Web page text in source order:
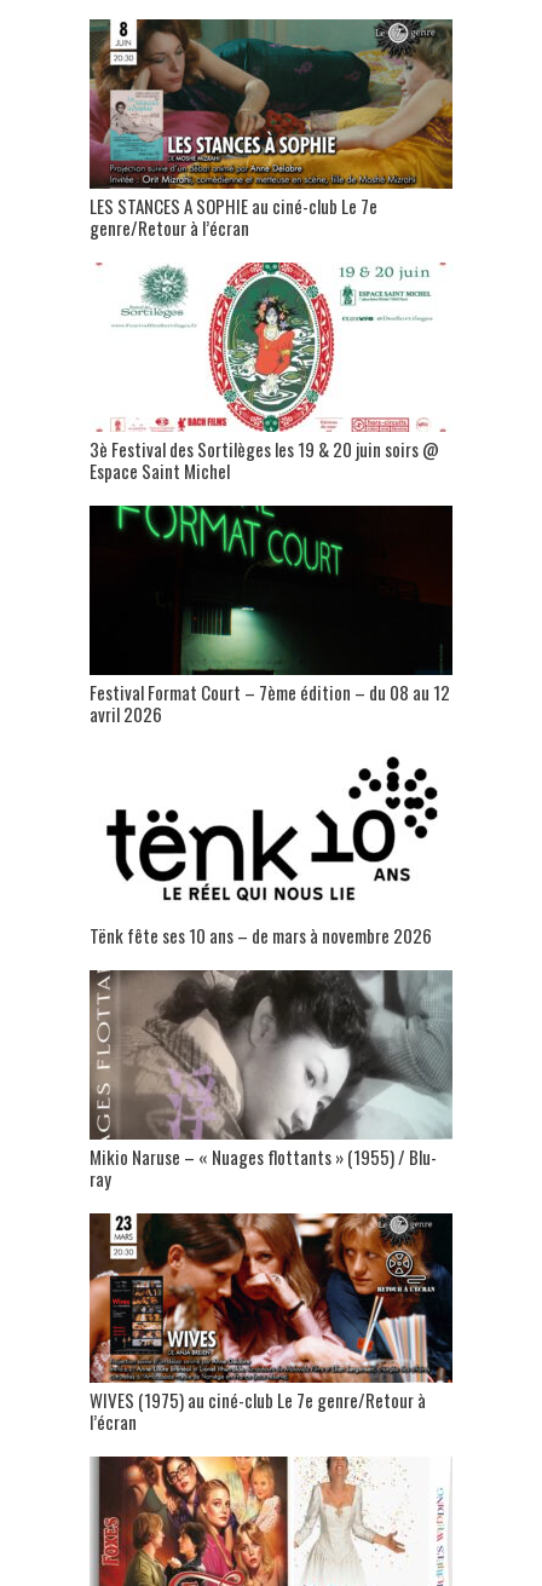
LES STANCES A SOPHIE au ciné-club Le 7e
genre/Retour à l’écran
3è Festival des Sortilèges les 19 & 20 juin soirs @
Espace Saint Michel
Festival Format Court – 7ème édition – du 08 au 12
avril 2026
Tënk fête ses 10 ans – de mars à novembre 2026
Mikio Naruse – « Nuages flottants » (1955) / Blu-
ray
WIVES (1975) au ciné-club Le 7e genre/Retour à
l’écran